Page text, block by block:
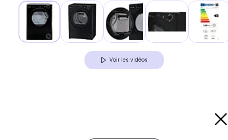
Voir les vidéos